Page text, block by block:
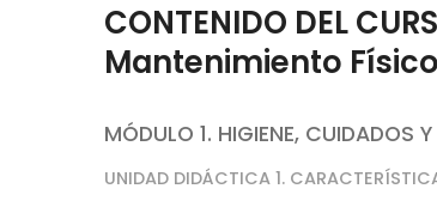
CONTENIDO DEL
Mantenimiento
MÓDULO 1. HIGIENE, CUIDADOS
UNIDAD DIDÁCTICA 1.